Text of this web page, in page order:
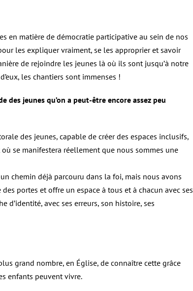
en matière de démocratie participative au sein de nos
les expliquer vraiment, se les approprier et savoir
de rejoindre les jeunes là où ils sont jusqu’à notre
les chantiers sont immenses !
jeunes qu’on a peut-être encore assez peu
des jeunes, capable de créer des espaces inclusifs,
se manifestera réellement que nous sommes une
chemin déjà parcouru dans la foi, mais nous avons
portes et offre un espace à tous et à chacun avec ses
d’identité, avec ses erreurs, son histoire, ses
grand nombre, en Église, de connaître cette grâce
enfants peuvent vivre.